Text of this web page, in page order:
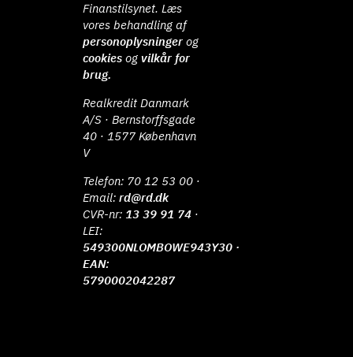
Finanstilsynet. Læs
vores behandling af
personoplysninger og
cookies ogvilkår for
brug.
Realkredit Danmark
A/S · Bernstorffsgade
40 · 1577 København
V
Telefon: 70 12 53 00 ·
Email:rd@rd.dk
CVR-nr: 13 39 91 74 ·
LEI:
549300NLOMBOWE943Y30 ·
EAN:
5790002042287